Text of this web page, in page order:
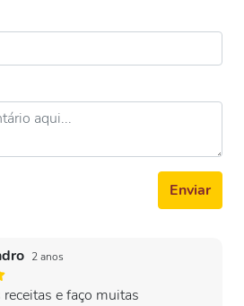
Enviar
2 anos
e faço muitas